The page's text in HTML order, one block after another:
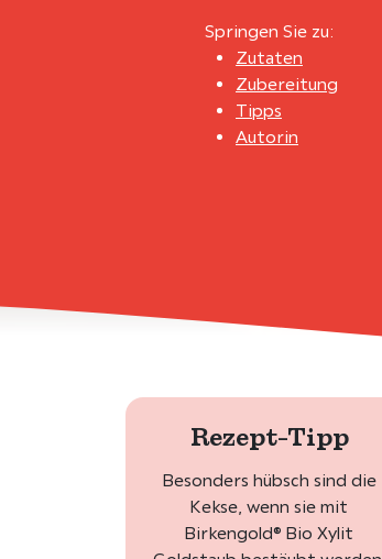
Springen Sie zu:
Zutaten
Zubereitung
Tipps
Autorin
Rezept-Tipp
Besonders hübsch sind die
Kekse, wenn sie mit
Birkengold® Bio Xylit